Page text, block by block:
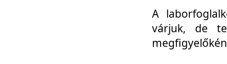
A
várjuk, de